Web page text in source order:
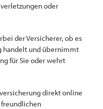
oder
der Versicherer, ob es
handelt und übernimmt
für Sie oder wehrt
direkt online